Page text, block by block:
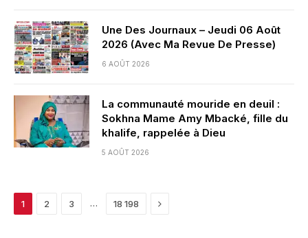
Une Des Journaux – Jeudi 06 Août
2026 (Avec Ma Revue De Presse)
6 AOÛT 2026
La communauté mouride en deuil :
Sokhna Mame Amy Mbacké, fille du
khalife, rappelée à Dieu
5 AOÛT 2026
1 2 3 … 18 198 Next